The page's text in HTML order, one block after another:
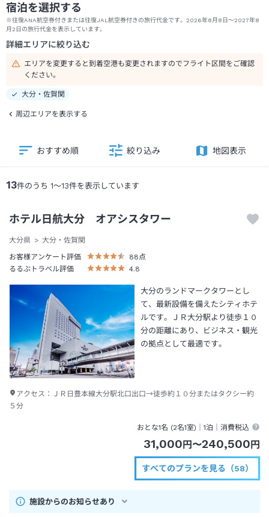
宿泊を選択する
※往復ANA航空券付きまたは往復JAL航空券付きの旅行代金です。2026年8月8日～2027年8
月2日の旅行代金を表示しています。
詳細エリアに絞り込む
エリアを変更すると到着空港も変更されますのでフライト区間をご確認
ください。
大分・佐賀関
周辺エリアを表示する
13件のうち 1～13件を表示しています
おすすめ順 絞り込み 地図表示
ホテル日航大分 オアシスタワー
大分県
大分・佐賀関
お客様アンケート評価
88 点
るるぶトラベル評価
4.8
大分のランドマークタワーとし
て、最新設備を備えたシティホテ
ルです。ＪＲ大分駅より徒歩１０
分の距離にあり、ビジネス・観光
の拠点として最適です。
アクセス： ＪＲ日豊本線大分駅北口出口→徒歩約１０分またはタクシー約
５分
おとな1名 (2名1室)｜1泊 ｜消費税込
31,000 円 〜240,500 円
すべてのプランを見る（58）
施設からのお知らせあり